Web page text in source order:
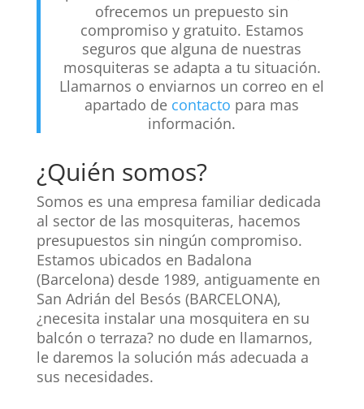
ofrecemos un prepuesto sin
compromiso y gratuito. Estamos
seguros que alguna de nuestras
mosquiteras se adapta a tu situación.
Llamarnos o enviarnos un correo en el
apartado de contacto para mas
información.
¿Quién somos?
Somos es una empresa familiar dedicada
al sector de las mosquiteras, hacemos
presupuestos sin ningún compromiso.
Estamos ubicados en Badalona
(Barcelona) desde 1989, antiguamente en
San Adrián del Besós (BARCELONA),
¿necesita instalar una mosquitera en su
balcón o terraza? no dude en llamarnos,
le daremos la solución más adecuada a
sus necesidades.